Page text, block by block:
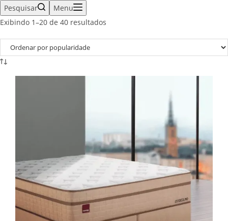
Pesquisar
Menu
Exibindo 1–20 de 40 resultados